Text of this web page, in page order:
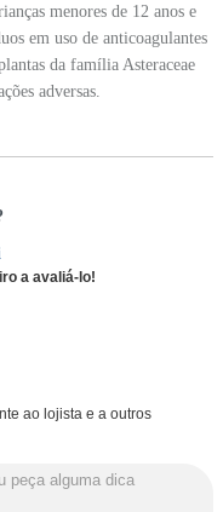
menores de 12 anos e
em uso de anticoagulantes
da família Asteraceae
adversas.
a avaliá-lo!
ao lojista e a outros